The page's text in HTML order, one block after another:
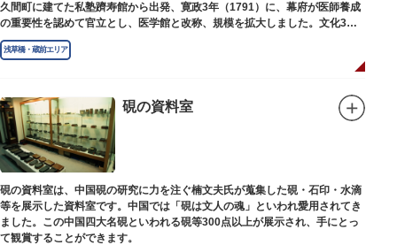
久間町に建てた私塾躋寿館から出発、寛政3年（1791）に、幕府が医師養成
の重要性を認めて官立とし、医学館と改称、規模を拡大しました。文化3年
（1806）、大火に遭い焼失しましたが、同年に旧向柳原一丁目に移転、再建
されました。
弟育成をはかるなど、江戸時代後期から明治維新に至る日本の医学振興に貢
献しました。
※現在、この場所に「旧躋寿館跡 浅草医学館跡」に関する案内板や説明版
等は設置されておりません。
浅草橋・蔵前エリア
硯の資料室
硯の資料室は、中国硯の研究に力を注ぐ楠文夫氏が蒐集した硯・石印・水滴
等を展示した資料室です。中国では「硯は文人の魂」といわれ愛用されてき
ました。この中国四大名硯といわれる硯等300点以上が展示され、手にとっ
て観賞することができます。